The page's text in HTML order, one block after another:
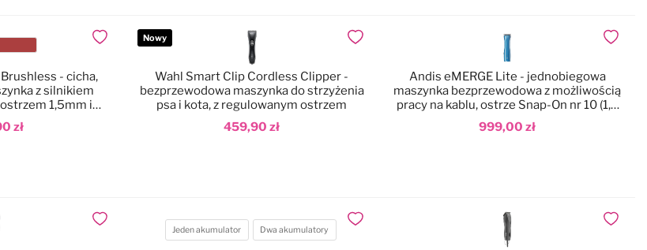
zł
- cicha,
z silnikiem
1,5mm i
Dodaj do ulubionych
Nowy
459,90 zł
Wahl Smart Clip Cordless Clipper -
bezprzewodowa maszynka do strzyżenia
psa i kota, z regulowanym ostrzem
Dodaj do ulubionych
999,00 zł
Andis eMERGE Lite - jednobiegowa
maszynka bezprzewodowa z możliwością
pracy na kablu, ostrze Snap-On nr 10 (1,5
mm)
Dodaj
Dodaj do ulubionych
Akumulatory
Jeden akumulator Dwa akumulatory Dodaj do ulubionych Dodaj